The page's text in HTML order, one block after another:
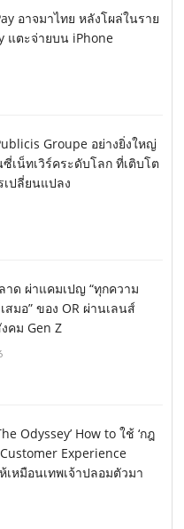
อาจมาไทย หลังโผล่ในราย
แตะจ่ายบน iPhone
Groupe อย่างยิ่งใหญ่
เน็ทเวิร์คระดับโลก ที่เติบโต
เปลี่ยนแปลง
าด ผ่าแคมเปญ “ทุกความ
มอ” ของ OR ผ่านเลนส์
คม Gen Z
Odyssey’ How to ใช้ ‘กฎ
Experience
เหมือนเทพเจ้าปลอมตัวมา